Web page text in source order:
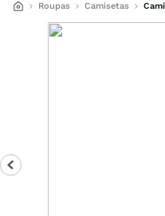
Roupas Camisetas